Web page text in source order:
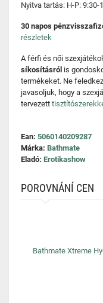
Nyitva tartás: H-P: 9:30-
30 napos
részletek
A férfi és női
síkosításról is
termékeket. Ne
javasoljuk, hogy a
tervezett
Ean: 5060140209287
Márka: Bathmate
Eladó: Erotikashow
POROVNÁNÍ CEN
Bathmate Xtreme